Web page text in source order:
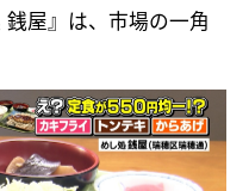
屋』は、市場の一角